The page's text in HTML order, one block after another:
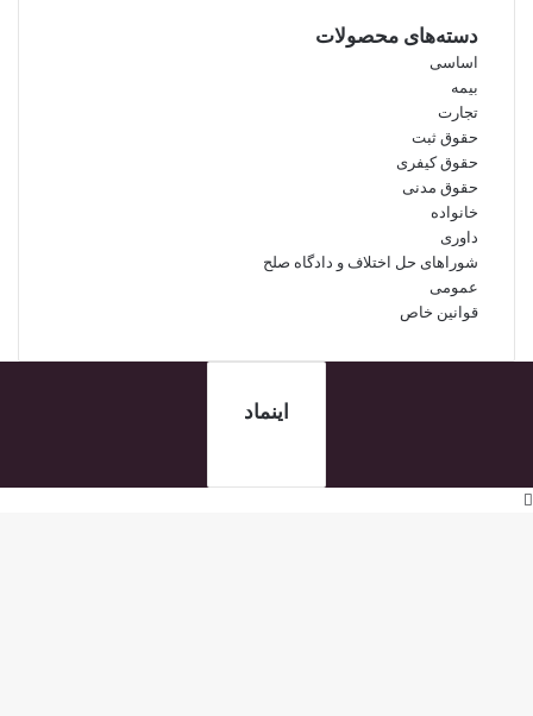
دسته‌های محصولات
اساسی
بیمه
تجارت
حقوق ثبت
حقوق کیفری
حقوق مدنی
خانواده
داوری
شوراهای حل اختلاف و دادگاه صلح
عمومی
قوانین خاص
اینماد